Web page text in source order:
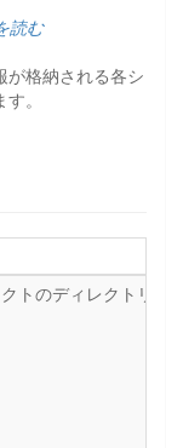
読む
が格納される各シ
。
トのディレクトリ